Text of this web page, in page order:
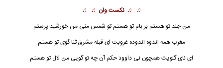
♫ ♫ نکست وان ♫ ♫
من جلد تو هستم بر بام تو هستم تو شمس منی من خورشید پرستم
مغرب همه اندوه اندوده غروبت ای قبله مشرق ثنا گوی تو هستم
ای نای گلویت همچون نی داوود حکم آن چه تو گویی من لال تو هستم